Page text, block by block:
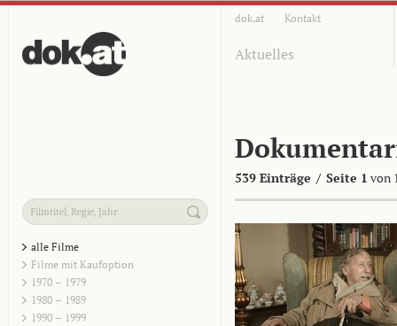
dok.at Kontakt
Aktuelles
539 Einträge / Seite 1 von
alle Filme
Filme mit Kaufoption
1970 – 1979
1980 – 1989
1990 – 1999